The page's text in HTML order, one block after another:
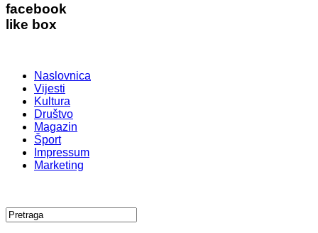
facebook
like box
Naslovnica
Vijesti
Kultura
Društvo
Magazin
Šport
Impressum
Marketing